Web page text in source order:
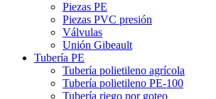
Piezas PE
Piezas PVC presión
Válvulas
Unión Gibeault
Tubería PE
Tubería polietileno agrícola
Tubería polietileno PE-100
Tubería riego por goteo